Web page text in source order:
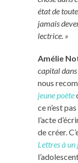
état de
jamais
lectrice. »
Amélie
capital
nous
jeune poète
ce n’est
l’acte
de créer.
Lettres à un